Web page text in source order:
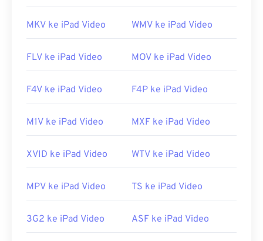
mendukung bab, teks, subtitel, tag metadata, atau
atau diputar di pemutar perangkat keras.
penggunaan perangkat lunak pihak ketiga,
Untuk kasus ini, unduh dekoder video MPEG-2
berhasil, cobalah VLC Media Player.
Group (MPEG)
Tautan yang berguna:
MKV ke iPad Video WMV ke iPad Video
FLV ke iPad Video MOV ke iPad Video
F4V ke iPad Video F4P ke iPad Video
M1V ke iPad Video MXF ke iPad Video
XVID ke iPad Video WTV ke iPad Video
MPV ke iPad Video TS ke iPad Video
3G2 ke iPad Video ASF ke iPad Video